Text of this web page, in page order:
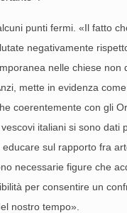
punti fermi. «Il fatto
negativamente
nelle chiese non
met­te in evidenza
coerentemen­te con gli
italiani si sono da­ti
sul rapporto fra
ne­cessarie figure che
per con­sentire un
nostro tempo».